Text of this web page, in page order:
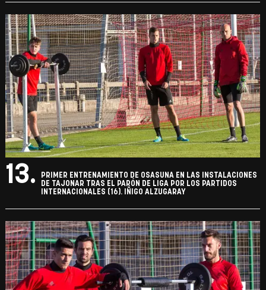
13.
PRIMER ENTRENAMIENTO DE OSASUNA EN LAS INSTALACIONES
DE TAJONAR TRAS EL PARÓN DE LIGA POR LOS PARTIDOS
INTERNACIONALES (16). IÑIGO ALZUGARAY